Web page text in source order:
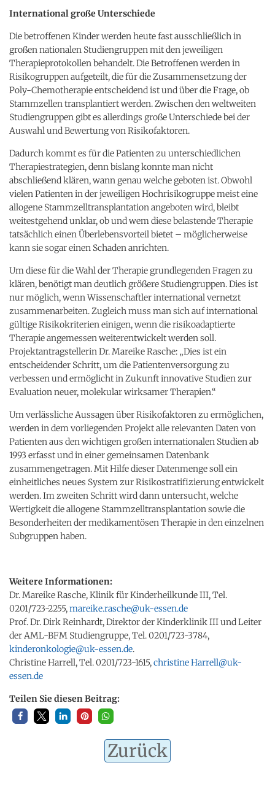
International große Unterschiede
Die betroffenen Kinder werden heute fast ausschließlich in
großen nationalen Studiengruppen mit den jeweiligen
Therapieprotokollen behandelt. Die Betroffenen werden in
Risikogruppen aufgeteilt, die für die Zusammensetzung der
Poly-Chemotherapie entscheidend ist und über die Frage, ob
Stammzellen transplantiert werden. Zwischen den weltweiten
Studiengruppen gibt es allerdings große Unterschiede bei der
Auswahl und Bewertung von Risikofaktoren.
Dadurch kommt es für die Patienten zu unterschiedlichen
Therapiestrategien, denn bislang konnte man nicht
abschließend klären, wann genau welche geboten ist. Obwohl
vielen Patienten in der jeweiligen Hochrisikogruppe meist eine
allogene Stammzelltransplantation angeboten wird, bleibt
weitestgehend unklar, ob und wem diese belastende Therapie
tatsächlich einen Überlebensvorteil bietet – möglicherweise
kann sie sogar einen Schaden anrichten.
Um diese für die Wahl der Therapie grundlegenden Fragen zu
klären, benötigt man deutlich größere Studiengruppen. Dies ist
nur möglich, wenn Wissenschaftler international vernetzt
zusammenarbeiten. Zugleich muss man sich auf international
gültige Risikokriterien einigen, wenn die risikoadaptierte
Therapie angemessen weiterentwickelt werden soll.
Projektantragstellerin Dr. Mareike Rasche: „Dies ist ein
entscheidender Schritt, um die Patientenversorgung zu
verbessen und ermöglicht in Zukunft innovative Studien zur
Evaluation neuer, molekular wirksamer Therapien.“
Um verlässliche Aussagen über Risikofaktoren zu ermöglichen,
werden in dem vorliegenden Projekt alle relevanten Daten von
Patienten aus den wichtigen großen internationalen Studien ab
1993 erfasst und in einer gemeinsamen Datenbank
zusammengetragen. Mit Hilfe dieser Datenmenge soll ein
einheitliches neues System zur Risikostratifizierung entwickelt
werden. Im zweiten Schritt wird dann untersucht, welche
Wertigkeit die allogene Stammzelltransplantation sowie die
Besonderheiten der medikamentösen Therapie in den einzelnen
Subgruppen haben.
Weitere Informationen:
Dr. Mareike Rasche, Klinik für Kinderheilkunde III, Tel.
0201/723-2255, mareike.rasche@uk-essen.de
Prof. Dr. Dirk Reinhardt, Direktor der Kinderklinik III und Leiter
der AML-BFM Studiengruppe, Tel. 0201/723-3784,
kinderonkologie@uk-essen.de.
Christine Harrell, Tel. 0201/723-1615, christine Harrell@uk-
essen.de
Teilen Sie diesen Beitrag:
Zurück